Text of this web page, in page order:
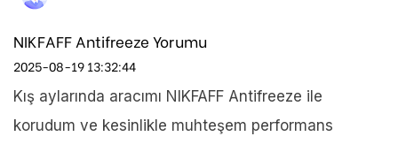
NIKFAFF Antifreeze Yorumu
2025-08-19 13:32:44
Kış aylarında aracımı NIKFAFF Antifreeze ile
korudum ve kesinlikle muhteşem performans